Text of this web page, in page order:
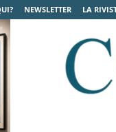
NEWSLETTER LA